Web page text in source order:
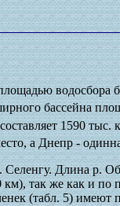
водосбора
бассейна
1590 тыс.
а Днепр -
Длина р.
так же как и по
(табл. 5) имеют